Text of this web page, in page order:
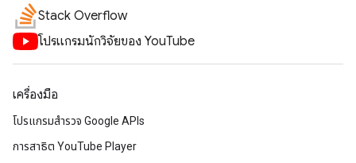
Stack Overflow
โปรแกรมนักวิจัยของ YouTube
เครื่องมือ
โปรแกรมสำรวจ Google APIs
การสาธิต YouTube Player